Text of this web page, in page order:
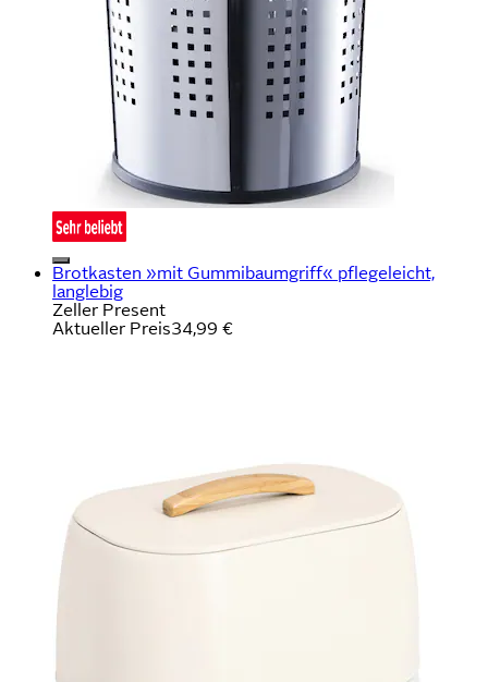
Brotkasten »mit Gummibaumgriff« pflegeleicht,
langlebig
Zeller Present
Aktueller Preis34,99 €